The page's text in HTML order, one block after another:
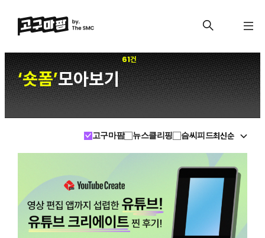
‘숏폼’모아보기
61건
고구마팜 뉴스클리핑 슴씨피드최신순